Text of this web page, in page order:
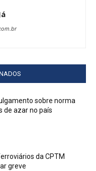
sobre norma
de azar no país
da CPTM
greve